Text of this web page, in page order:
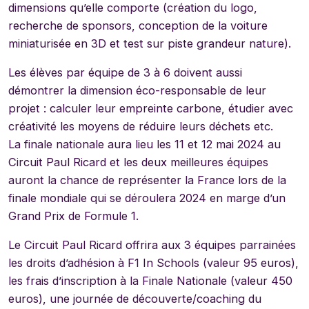
dimensions qu’elle comporte (création du logo,
recherche de sponsors, conception de la voiture
miniaturisée en 3D et test sur piste grandeur nature).
Les élèves par équipe de 3 à 6 doivent aussi
démontrer la dimension éco-responsable de leur
projet : calculer leur empreinte carbone, étudier avec
créativité les moyens de réduire leurs déchets etc.
La finale nationale aura lieu les 11 et 12 mai 2024 au
Circuit Paul Ricard et les deux meilleures équipes
auront la chance de représenter la France lors de la
finale mondiale qui se déroulera 2024 en marge d’un
Grand Prix de Formule 1.
Le Circuit Paul Ricard offrira aux 3 équipes parrainées
les droits d’adhésion à F1 In Schools (valeur 95 euros),
les frais d’inscription à la Finale Nationale (valeur 450
euros), une journée de découverte/coaching du